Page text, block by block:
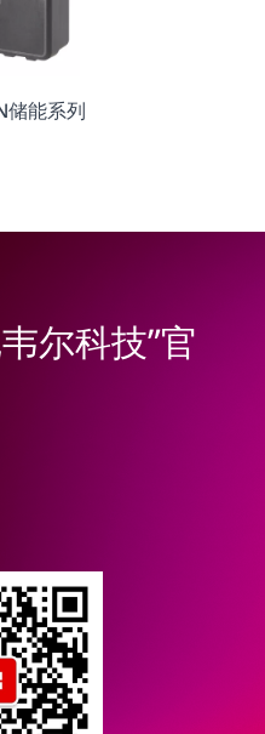
储能系列
尔科技”官